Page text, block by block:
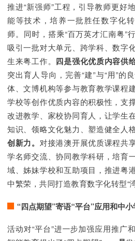
推进“新强师”工程，引导教师更好
能等技术，培养一批胜任数字化
师。同时，搭乘“百万英才汇南粤”
吸引一批对大单元、跨学科、数字
生来粤工作。 四是强化优质内容供
突出育人导向，完善“建”与“用”的
体、文博机构等参与教育教学课程
学校等创作优质内容的积极性，支
改进教学、家校协同育人，让学生
知识、领略文化魅力、塑造健全人
创新力。 对接港澳开展优质课程共
学名师交流、协同教学科研，培育
域、姊妹学校和互助项目，推进粤
中繁荣，共同打造教育数字化转型“
“四点期望”寄语“平台”应用和中
活动对“平台”进一步加强应用推广